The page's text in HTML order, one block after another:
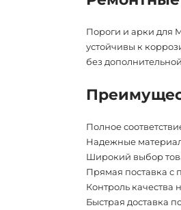
Пороги и арки для
устойчивы к
без
Полное
Надежные
Широкий выбор
Прямая поставка с
Контроль качества
Быстрая доставка